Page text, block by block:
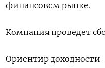
финансовом рынке.
Компания проведет
Ориентир доходности